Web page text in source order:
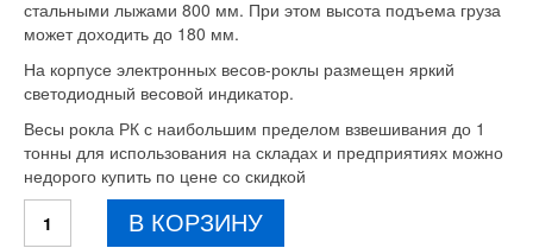
стальными лыжами 800 мм. При этом высота подъема груза
может доходить до 180 мм.
На корпусе электронных весов-роклы размещен яркий
светодиодный весовой индикатор.
Весы рокла РК с наибольшим пределом взвешивания до 1
тонны для использования на складах и предприятиях можно
недорого купить по цене со скидкой
товара
В КОРЗИНУ